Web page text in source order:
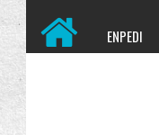
ENPEDI